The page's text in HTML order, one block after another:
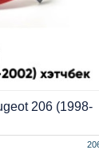
206 (1998-